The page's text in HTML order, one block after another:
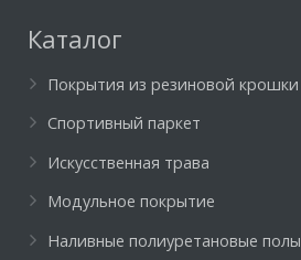
Каталог
Покрытия из резиновой крошки
Спортивный паркет
Искусственная трава
Модульное покрытие
Наливные полиуретановые полы